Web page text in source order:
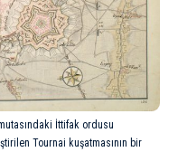
İttifak ordusu
Tournai kuşatmasının bir